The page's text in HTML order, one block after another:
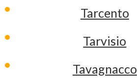
Tarcento
Tarvisio
Tavagnacco